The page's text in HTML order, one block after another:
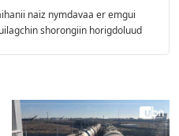
naiz nymdavaa er emgui
shorongiin horigdoluud